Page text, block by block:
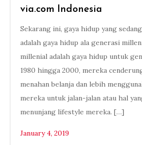
via.com Indonesia
Sekarang ini, gaya hidup yang
adalah gaya hidup ala generasi
millenial adalah gaya hidup untuk
1980 hingga 2000, mereka
menahan belanja dan lebih
mereka untuk jalan-jalan atau hal
menunjang lifestyle mereka. […]
January 4, 2019